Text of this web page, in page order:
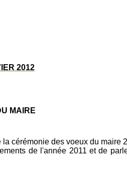
2012
MAIRE
cérémonie des voeux du maire
de l'année 2011 et de